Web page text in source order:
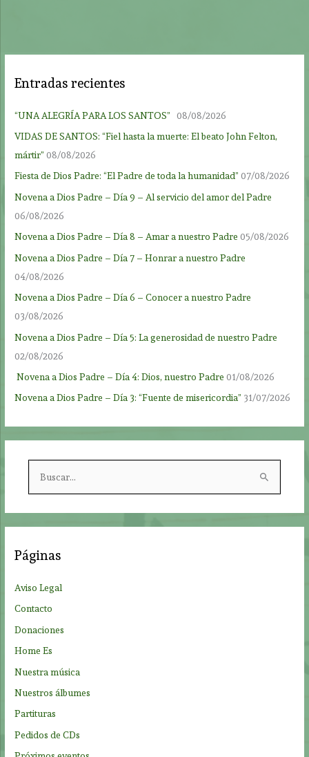
Entradas recientes
“UNA ALEGRÍA PARA LOS SANTOS”
08/08/2026
VIDAS DE SANTOS: “Fiel hasta la muerte: El beato John Felton,
mártir” 08/08/2026
Fiesta de Dios Padre: “El Padre de toda la humanidad” 07/08/2026
Novena a Dios Padre – Día 9 – Al servicio del amor del Padre
06/08/2026
Novena a Dios Padre – Día 8 – Amar a nuestro Padre 05/08/2026
Novena a Dios Padre – Día 7 – Honrar a nuestro Padre
04/08/2026
Novena a Dios Padre – Día 6 – Conocer a nuestro Padre
03/08/2026
Novena a Dios Padre – Día 5: La generosidad de nuestro Padre
02/08/2026
Novena a Dios Padre – Día 4: Dios, nuestro Padre 01/08/2026
Novena a Dios Padre – Día 3: “Fuente de misericordia” 31/07/2026
c
r
:
Páginas
Aviso Legal
Contacto
Donaciones
Home Es
Nuestra música
Nuestros álbumes
Partituras
Pedidos de CDs